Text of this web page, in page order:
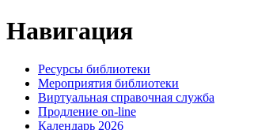
Навигация
Ресурсы библиотеки
Мероприятия библиотеки
Виртуальная справочная служба
Продление on-line
Календарь 2026